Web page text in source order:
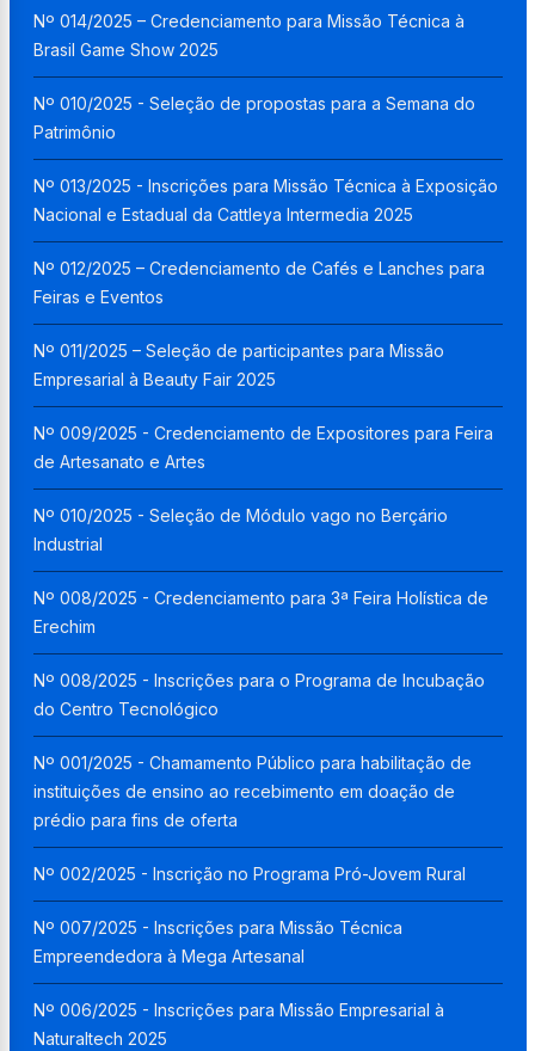
Nº 014/2025 – Credenciamento para Missão Técnica à
Brasil Game Show 2025
Nº 010/2025 - Seleção de propostas para a Semana do
Patrimônio
Nº 013/2025 - Inscrições para Missão Técnica à Exposição
Nacional e Estadual da Cattleya Intermedia 2025
Nº 012/2025 – Credenciamento de Cafés e Lanches para
Feiras e Eventos
Nº 011/2025 – Seleção de participantes para Missão
Empresarial à Beauty Fair 2025
Nº 009/2025 - Credenciamento de Expositores para Feira
de Artesanato e Artes
Nº 010/2025 - Seleção de Módulo vago no Berçário
Industrial
Nº 008/2025 - Credenciamento para 3ª Feira Holística de
Erechim
Nº 008/2025 - Inscrições para o Programa de Incubação
do Centro Tecnológico
Nº 001/2025 - Chamamento Público para habilitação de
instituições de ensino ao recebimento em doação de
prédio para fins de oferta
Nº 002/2025 - Inscrição no Programa Pró-Jovem Rural
Nº 007/2025 - Inscrições para Missão Técnica
Empreendedora à Mega Artesanal
Nº 006/2025 - Inscrições para Missão Empresarial à
Naturaltech 2025